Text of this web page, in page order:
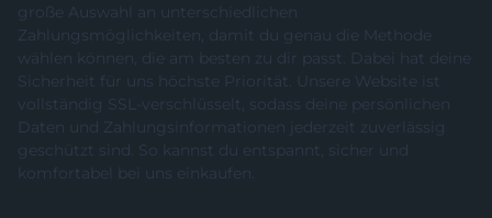
große Auswahl an unterschiedlichen
Zahlungsmöglichkeiten, damit du genau die Methode
wählen können, die am besten zu dir passt. Dabei hat deine
Sicherheit für uns höchste Priorität. Unsere Website ist
vollständig SSL-verschlüsselt, sodass deine persönlichen
Daten und Zahlungsinformationen jederzeit zuverlässig
geschützt sind. So kannst du entspannt, sicher und
komfortabel bei uns einkaufen.